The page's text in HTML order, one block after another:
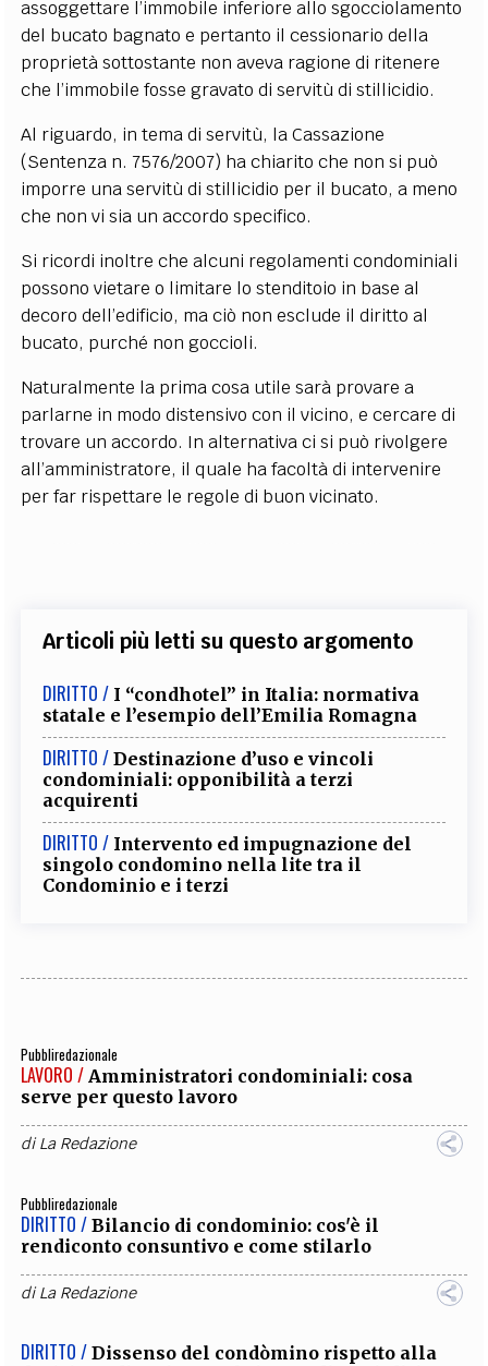
assoggettare l’immobile inferiore allo sgocciolamento
del bucato bagnato e pertanto il cessionario della
proprietà sottostante non aveva ragione di ritenere
che l’immobile fosse gravato di servitù di stillicidio.
Al riguardo, in tema di servitù, la Cassazione
(Sentenza n. 7576/2007) ha chiarito che non si può
imporre una servitù di stillicidio per il bucato, a meno
che non vi sia un accordo specifico.
Si ricordi inoltre che alcuni regolamenti condominiali
possono vietare o limitare lo stenditoio in base al
decoro dell’edificio, ma ciò non esclude il diritto al
bucato, purché non goccioli.
Naturalmente la prima cosa utile sarà provare a
parlarne in modo distensivo con il vicino, e cercare di
trovare un accordo. In alternativa ci si può rivolgere
all’amministratore, il quale ha facoltà di intervenire
per far rispettare le regole di buon vicinato.
Articoli più letti su questo argomento
DIRITTO / I “condhotel” in Italia: normativa
statale e l’esempio dell’Emilia Romagna
DIRITTO / Destinazione d’uso e vincoli
condominiali: opponibilità a terzi
acquirenti
DIRITTO / Intervento ed impugnazione del
singolo condomino nella lite tra il
Condominio e i terzi
Pubbliredazionale
LAVORO / Amministratori condominiali: cosa
serve per questo lavoro
diLa Redazione
Pubbliredazionale
DIRITTO / Bilancio di condominio: cos'è il
rendiconto consuntivo e come stilarlo
diLa Redazione
DIRITTO / Dissenso del condòmino rispetto alla